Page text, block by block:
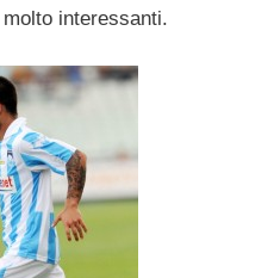
interessanti.